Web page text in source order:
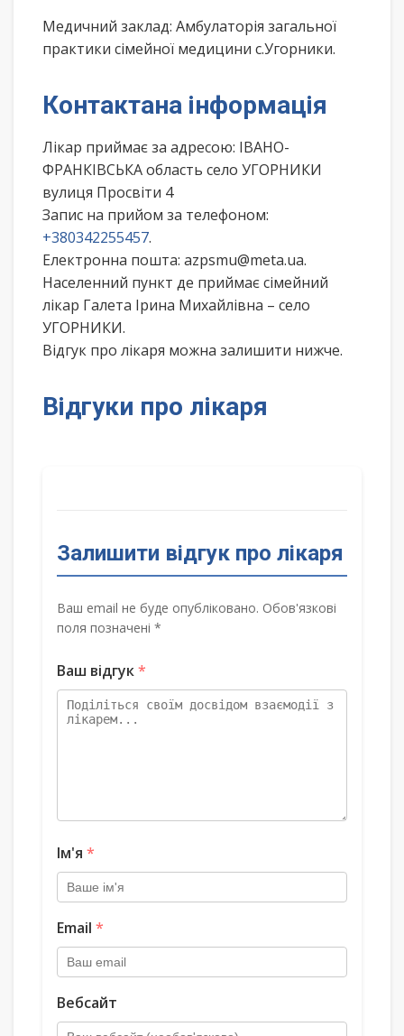
Медичний заклад: Амбулаторія загальної
практики сімейної медицини с.Угорники.
Контактана інформація
Лікар приймає за адресою: ІВАНО-
ФРАНКІВСЬКА область село УГОРНИКИ
вулиця Просвіти 4
Запис на прийом за телефоном:
+380342255457.
Електронна пошта: azpsmu@meta.ua.
Населенний пункт де приймає сімейний
лікар Галета Ірина Михайлівна – село
УГОРНИКИ.
Відгук про лікаря можна залишити нижче.
Відгуки про лікаря
Залишити відгук про лікаря
Ваш email не буде опубліковано. Обов'язкові
поля позначені *
Ваш відгук*
Ім'я *
Email *
Вебсайт